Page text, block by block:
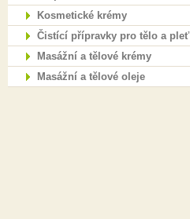
Kosmetické krémy
Čistící přípravky pro tělo a pleť
Masážní a tělové krémy
Masážní a tělové oleje